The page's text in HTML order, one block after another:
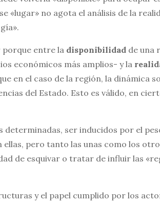
«lugar» no agota el análisis de la
porque entre la disponibilidad de una
económicos más amplios- y la
en el caso de la región, la dinámica
del Estado. Esto es válido, en
ser inducidos por el
pero tanto las unas como los
de esquivar o tratar de influir las
y el papel cumplido por los